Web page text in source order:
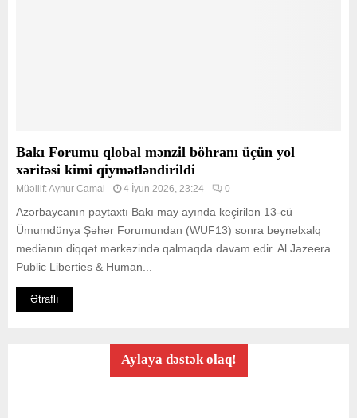
Bakı Forumu qlobal mənzil böhranı üçün yol
xəritəsi kimi qiymətləndirildi
Müəllif:Aynur Camal 4 İyun 2026, 23:24 0
Azərbaycanın paytaxtı Bakı may ayında keçirilən 13-cü
Ümumdünya Şəhər Forumundan (WUF13) sonra beynəlxalq
medianın diqqət mərkəzində qalmaqda davam edir. Al Jazeera
Public Liberties & Human...
Ətraflı
Aylaya dəstək olaq!